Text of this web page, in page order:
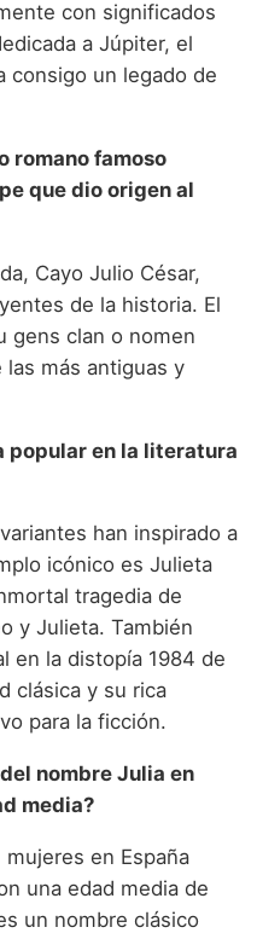
con significados
a Júpiter, el
consigo un legado de
romano famoso
que dio origen al
Cayo Julio César,
de la historia. El
gens clan o nomen
más antiguas y
popular en la literatura
han inspirado a
icónico es Julieta
tragedia de
y Julieta. También
en la distopía 1984 de
clásica y su rica
para la ficción.
nombre Julia en
media?
mujeres en España
una edad media de
un nombre clásico